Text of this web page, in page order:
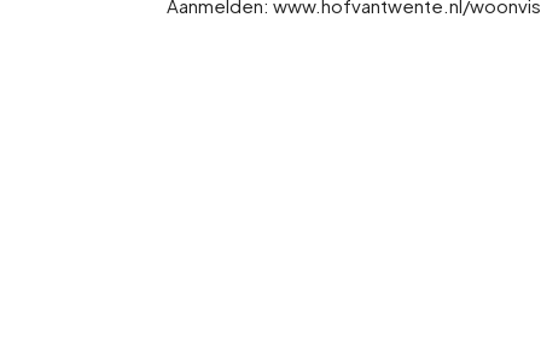
Aanmelden: www.hofvantwente.nl/